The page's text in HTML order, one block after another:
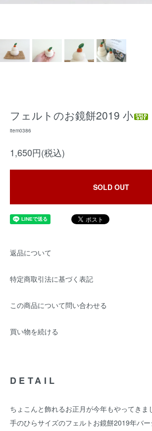
フェルトのお鏡餅2019 小
item0386
1,650円(税込)
SOLD OUT
返品について
特定商取引法に基づく表記
この商品について問い合わせる
買い物を続ける
DETAIL
ちょこんと飾れるお正月が今年もやってきま
手のひらサイズのフェルトお鏡餅2019年バー